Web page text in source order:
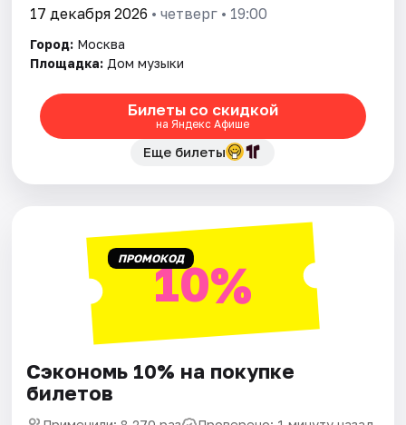
17 декабря 2026 • четверг • 19:00
Город: Москва
Площадка: Дом музыки
Билеты со скидкой
на Яндекс Афише
Еще билеты
ПРОМОКОД10%
Сэкономь 10% на покупке
билетов